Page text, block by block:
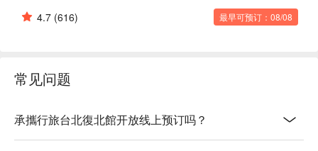
4.7 (616) 最早可预订：08/08
常见问题
承攜行旅台北復北館开放线上预订吗？